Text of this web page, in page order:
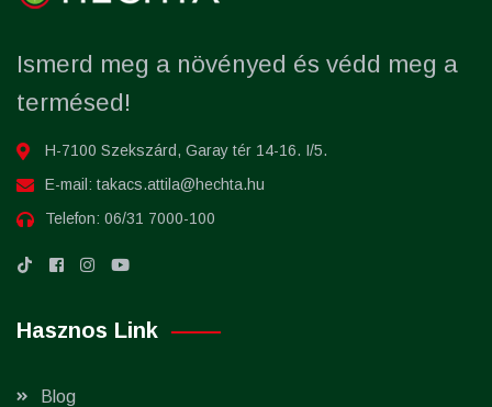
Ismerd meg a növényed és védd meg a
termésed!
H-7100 Szekszárd, Garay tér 14-16. I/5.
E-mail: takacs.attila@hechta.hu
Telefon: 06/31 7000-100
Hasznos Link
Blog